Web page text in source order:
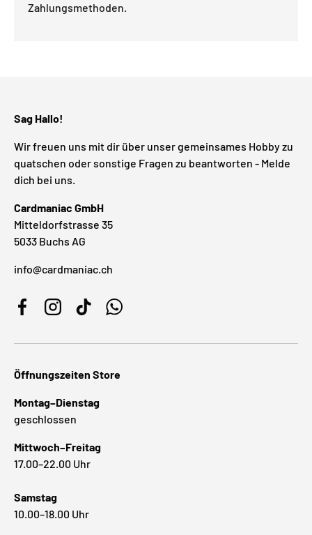
Zahlungsmethoden.
Sag Hallo!
Wir freuen uns mit dir über unser gemeinsames Hobby zu
quatschen oder sonstige Fragen zu beantworten - Melde
dich bei uns.
Cardmaniac GmbH
Mitteldorfstrasse 35
5033 Buchs AG
info@cardmaniac.ch
FacebookInstagramTikTokWhatsApp
Öffnungszeiten Store
Montag–Dienstag
geschlossen
Mittwoch–Freitag
17.00–22.00 Uhr
Samstag
10.00–18.00 Uhr